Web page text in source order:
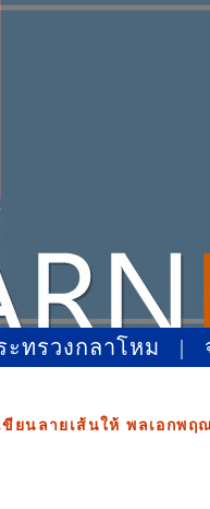
ะทรวงกลาโหม |
ขียนลายเส้นให้ พลเอกพ